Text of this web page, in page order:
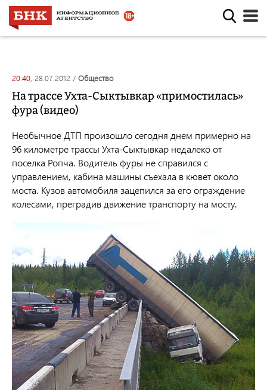
20:40, 28.07.2012 / общество
На трассе Ухта-Сыктывкар «примостилась»
фура (видео)
Необычное ДТП произошло сегодня днем примерно на
96 километре трассы Ухта-Сыктывкар недалеко от
поселка Ропча. Водитель фуры не справился с
управлением, кабина машины съехала в кювет около
моста. Кузов автомобиля зацепился за его ограждение
колесами, преградив движение транспорту на мосту.